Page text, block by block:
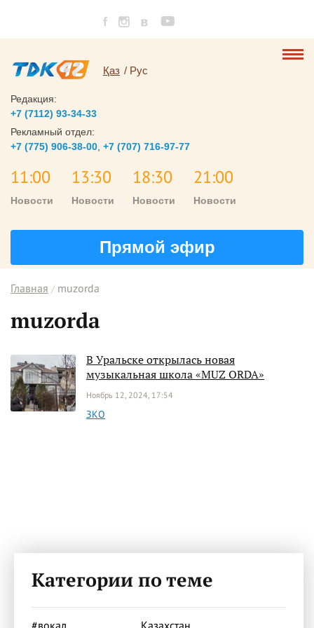
Қаз Рус
Редакция:
+7 (7112) 93-34-33
Рекламный отдел:
+7 (775) 906-38-00 +7 (707) 716-97-77
11:00
Новости
13:30
Новости
18:30
Новости
21:00
Новости
Прямой эфир
Главная muzorda
muzorda
В Уральске открылась новая
музыкальная школа «MUZ ORDA»
Ноябрь 12, 2024, 17:54
ЗКО
Категории по теме
#вокал Казахстан